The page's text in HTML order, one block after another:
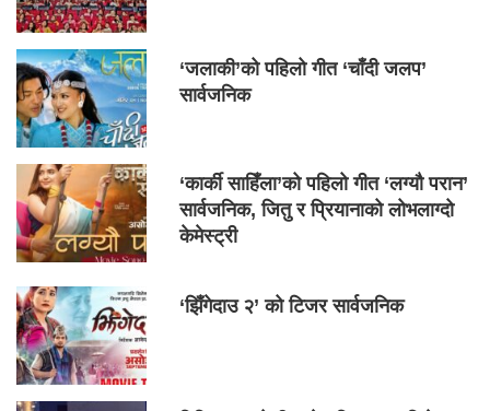
‘जलाकी’को पहिलो गीत ‘चाँदी जलप’
सार्वजनिक
‘कार्की साहिँला’को पहिलो गीत ‘लग्यौ परान’
सार्वजनिक, जितु र प्रियानाको लोभलाग्दो
केमेस्ट्री
‘झिँगेदाउ २’ को टिजर सार्वजनिक